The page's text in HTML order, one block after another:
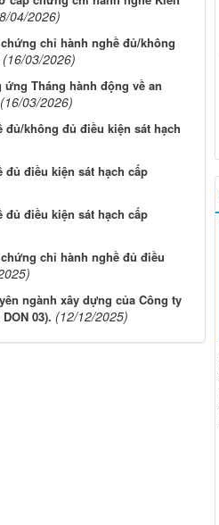
04/2026)
chỉ hành nghề đủ/không
(16/03/2026)
Tháng hành động về an
(16/03/2026)
không đủ điều kiện sát hạch
điều kiện sát hạch cấp
điều kiện sát hạch cấp
chỉ hành nghề đủ điều
ngành xây dựng của Công ty
03). (12/12/2025)